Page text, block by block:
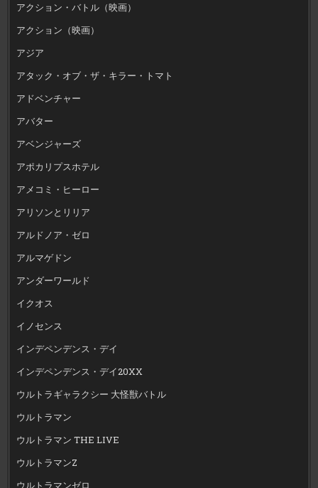
アクション・バトル（映画）
アクション（映画）
アジア
アタック・オブ・ザ・キラー・トマト
アドベンチャー
アバター
アベンジャーズ
アポカリプスホテル
アメコミ・ヒーロー
アリソンとリリア
アルドノア・ゼロ
アルマゲドン
アンダーワールド
イクオス
イノセンス
インデペンデンス・デイ
インデペンデンス・デイ20XX
ウルトラギャラクシー 大怪獣バトル
ウルトラマン
ウルトラマン THE LIVE
ウルトラマンZ
ウルトラマンゼロ